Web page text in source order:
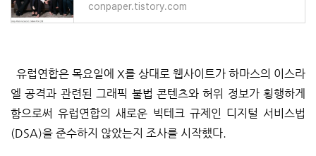
conpaper.tistory.com
유럽연합은 목요일에 X를 상대로 웹사이트가 하마스의 이스라
엘 공격과 관련된 그래픽 불법 콘텐츠와 허위 정보가 횡행하게
함으로써 유럽연합의 새로운 빅테크 규제인 디지털 서비스법
(DSA)을 준수하지 않았는지 조사를 시작했다.